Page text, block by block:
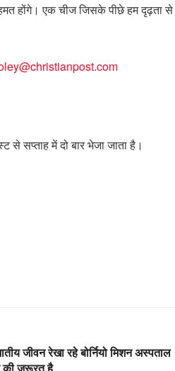
होंगे। एक चीज जिसके पीछे हम दृढ़ता से
से सप्ताह में दो बार भेजा जाता है।
जीवन रेखा रहे बोर्नियो मिशन अस्पताल